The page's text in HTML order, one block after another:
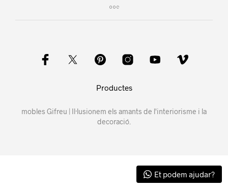
Productes
mobles Gifreu | Il·lusionem els amants de l'interiorisme i la
decoració.
Et podem ajudar?